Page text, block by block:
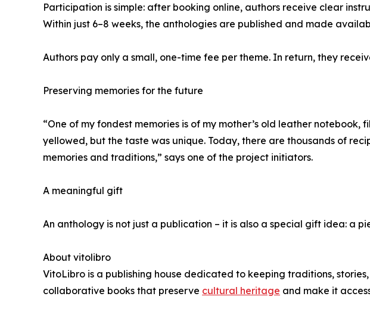
Participation is simple: after booking online, authors receive clear
Within just 6–8 weeks, the anthologies are published and made
Authors pay only a small, one-time fee per theme. In return, they
Preserving memories for the future
“One of my fondest memories is of my mother’s old leather
yellowed, but the taste was unique. Today, there are thousands of
memories and traditions,” says one of the project initiators.
A meaningful gift
An anthology is not just a publication – it is also a special gift idea: a
About vitolibro
VitoLibro is a publishing house dedicated to keeping traditions,
collaborative books that preserve cultural heritage and make it